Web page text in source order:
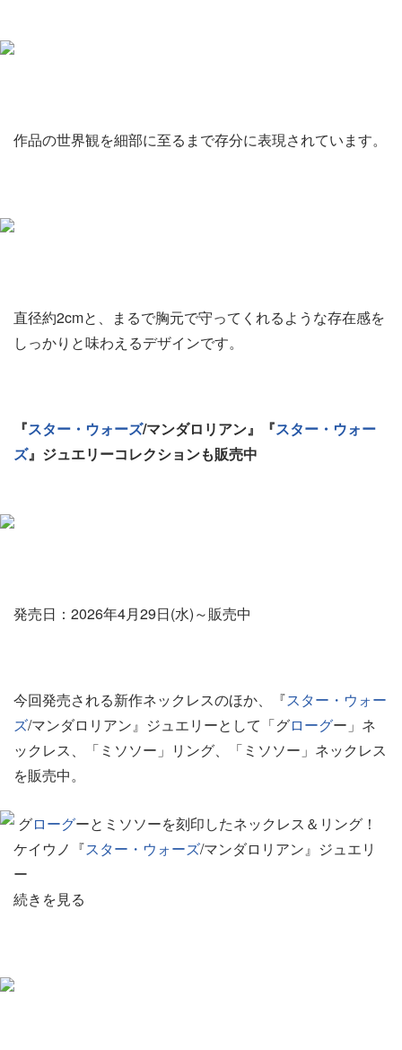
作品の世界観を細部に至るまで存分に表現されています。
直径約2cmと、まるで胸元で守ってくれるような存在感を
しっかりと味わえるデザインです。
『スター・ウォーズ/マンダロリアン』『スター・ウォー
ズ』ジュエリーコレクションも販売中
発売日：2026年4月29日(水)～販売中
今回発売される新作ネックレスのほか、『スター・ウォー
ズ/マンダロリアン』ジュエリーとして「グローグー」ネ
ックレス、「ミソソー」リング、「ミソソー」ネックレス
を販売中。
グローグーとミソソーを刻印したネックレス＆リング！
ケイウノ『スター・ウォーズ/マンダロリアン』ジュエリ
ー
続きを見る